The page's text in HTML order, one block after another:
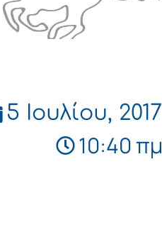
5 Ιουλίου, 2017
10:40 πμ